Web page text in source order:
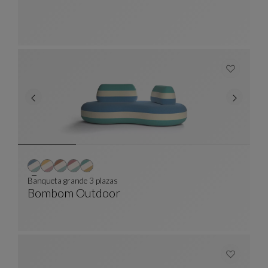
Bombom Outdoor
Banqueta grande 3 plazas